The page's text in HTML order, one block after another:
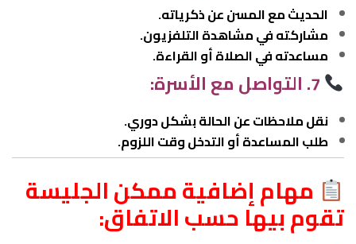
الحديث مع المسن عن ذكرياته.
مشاركته في مشاهدة التلفزيون.
مساعدته في الصلاة أو القراءة.
نقل ملاحظات عن الحالة بشكل دوري.
طلب المساعدة أو التدخل وقت اللزوم.
مهام إضافية ممكن الجليسة
تقوم بيها حسب الاتفاق: